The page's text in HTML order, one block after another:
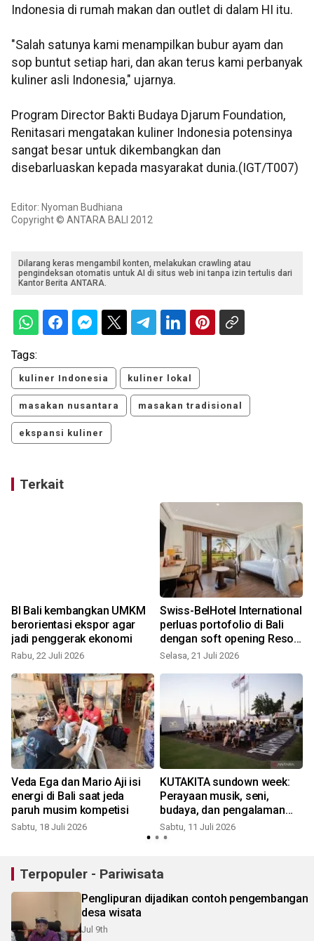
Indonesia di rumah makan dan outlet di dalam HI itu.
"Salah satunya kami menampilkan bubur ayam dan
sop buntut setiap hari, dan akan terus kami perbanyak
kuliner asli Indonesia," ujarnya.
Program Director Bakti Budaya Djarum Foundation,
Renitasari mengatakan kuliner Indonesia potensinya
sangat besar untuk dikembangkan dan
disebarluaskan kepada masyarakat dunia.(IGT/T007)
Editor: Nyoman Budhiana
Copyright © ANTARA BALI 2012
Dilarang keras mengambil konten, melakukan crawling atau
pengindeksan otomatis untuk AI di situs web ini tanpa izin tertulis dari
Kantor Berita ANTARA.
Tags:
kuliner Indonesia kuliner lokal
masakan nusantara masakan tradisional
ekspansi kuliner
Terkait
BI Bali kembangkan UMKM
berorientasi ekspor agar
jadi penggerak ekonomi
Rabu, 22 Juli 2026
Swiss-BelHotel International
perluas portofolio di Bali
dengan soft opening Resor
Bintang Lima Ashva Swiss-
Selasa, 21 Juli 2026
Veda Ega dan Mario Aji isi
energi di Bali saat jeda
paruh musim kompetisi
Sabtu, 18 Juli 2026
KUTAKITA sundown week:
Perayaan musik, seni,
budaya, dan pengalaman
sunset
Sabtu, 11 Juli 2026
Terpopuler - Pariwisata
Penglipuran dijadikan contoh pengembangan
desa wisata
Jul 9th